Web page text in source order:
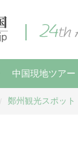
中国現地ツアー
鄭州観光スポット